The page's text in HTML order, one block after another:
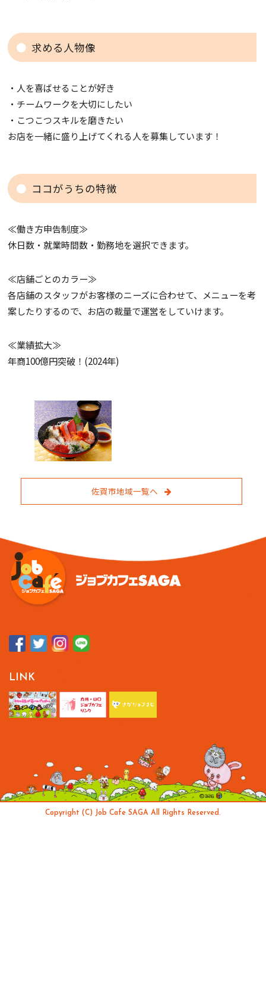
求める人物像
・人を喜ばせることが好き
・チームワークを大切にしたい
・こつこつスキルを磨きたい
お店を一緒に盛り上げてくれる人を募集しています！
ココがうちの特徴
≪働き方申告制度≫
休日数・就業時間数・勤務地を選択できます。
≪店舗ごとのカラー≫
各店舗のスタッフがお客様のニーズに合わせて、メニューを考
案したりするので、お店の裁量で運営をしていけます。
≪業績拡大≫
年商100億円突破！(2024年)
佐賀市地域一覧へ
LINK
Copyright (C) Job Cafe SAGA All Rights Reserved.